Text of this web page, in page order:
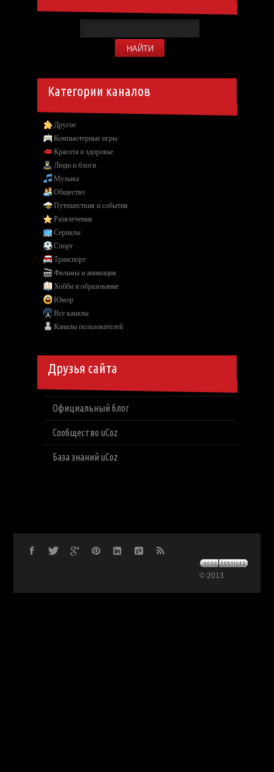
Категории каналов
Другое
Компьютерные игры
Красота и здоровье
Люди и блоги
Музыка
Общество
Путешествия и события
Развлечения
Сериалы
Спорт
Транспорт
Фильмы и анимация
Хобби и образование
Юмор
Все каналы
Каналы пользователей
Друзья сайта
Официальный блог
Сообщество uCoz
База знаний uCoz
© 2013